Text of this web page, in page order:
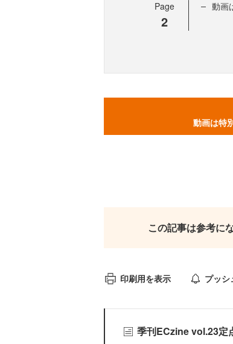
Page
2
動画
動画は特
この記事は参考に
印刷用を表示 プッシ
季刊ECzine vol.23定